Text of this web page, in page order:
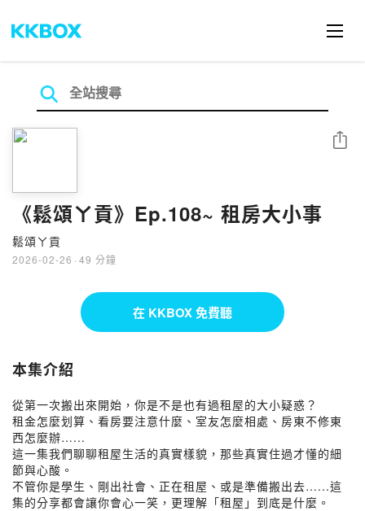
《鬆頌ㄚ貢》Ep.108~ 租房大小事
鬆頌ㄚ貢
2026-02-26 · 49 分鐘
分享
在 KKBOX 免費聽
本集介紹
從第一次搬出來開始，你是不是也有過租屋的大小疑惑？
租金怎麼划算、看房要注意什麼、室友怎麼相處、房東不修東
西怎麼辦…...
這一集我們聊聊租屋生活的真實樣貌，那些真實住過才懂的細
節與心酸。
不管你是學生、剛出社會、正在租屋、或是準備搬出去…...這
集的分享都會讓你會心一笑，更理解「租屋」到底是什麼。